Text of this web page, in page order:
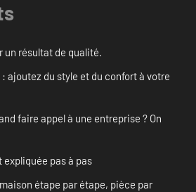
un résultat de qualité.
ajoutez du style et du confort à votre
faire appel à une entreprise ? On
pas à pas
étape par étape, pièce par